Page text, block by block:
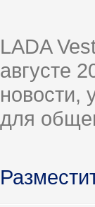
LADA
августе
новости,
для